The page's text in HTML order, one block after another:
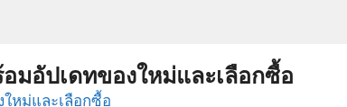
มอัปเดทของใหม่และเลือกซื้อ